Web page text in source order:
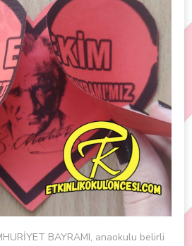
BAYRAMI, anaokulu belirli